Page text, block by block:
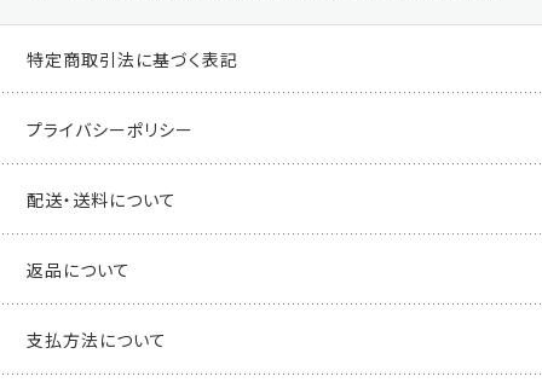
特定商取引法に基づく表記
プライバシーポリシー
配送・送料について
返品について
支払方法について